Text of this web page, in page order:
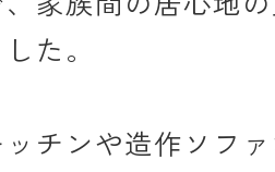
た。
チンや造作ソフ